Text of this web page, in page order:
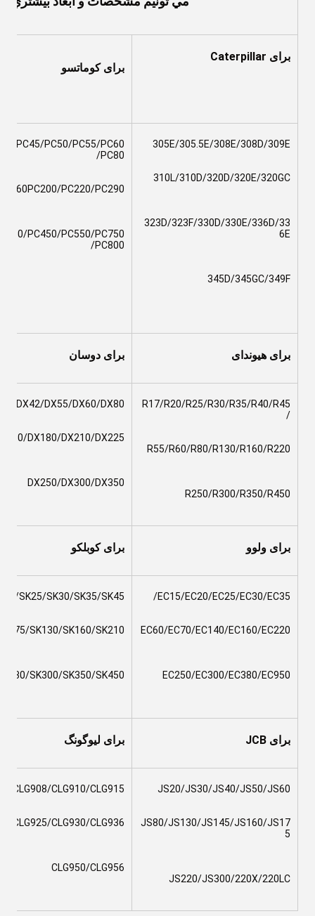
برای Caterpillar
برای کوماتسو
305E/305.5E/308E/308D/309E
310L/310D/320D/320E/320GC
323D/323F/330D/330E/336D/33
6E
345D/345GC/349F
PC45/PC50/PC55/PC60
/PC80
PC220/PC290
PC450/PC550/PC750
/PC800
برای هیوندای برای دوسان
R17/R20/R25/R30/R35/R40/R45
/
R55/R60/R80/R130/R160/R220
R250/R300/R350/R450
DX42/DX55/DX60/DX80
DX180/DX210/DX225
DX250/DX300/DX350
برای ولوو برای کوبلکو
EC15/EC20/EC25/EC30/EC35/
EC60/EC70/EC140/EC160/EC220
EC250/EC300/EC380/EC950
SK25/SK30/SK35/SK45
SK130/SK160/SK210
SK300/SK350/SK450
برای JCB برای لیوگونگ
JS20/JS30/JS40/JS50/JS60
JS80/JS130/JS145/JS160/JS17
5
JS220/JS300/220X/220LC
CLG908/CLG910/CLG915
CLG925/CLG930/CLG936
CLG950/CLG956